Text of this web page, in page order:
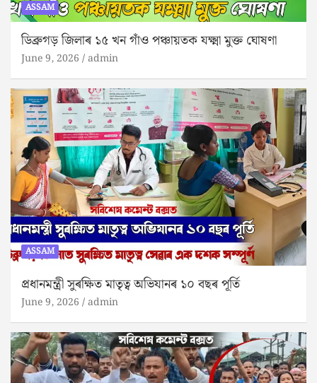
ASSAM
ডিব্ৰুগড় জিলাৰ ১৫ খন গাঁও পঞ্চায়তক যক্ষ্মা মুক্ত ঘোষণা
June 9, 2026 admin
ASSAM
প্ৰধানমন্ত্ৰী সুৰক্ষিত মাতৃত্ব অভিযানৰ ১০ বছৰ পূৰ্তি
June 9, 2026 admin